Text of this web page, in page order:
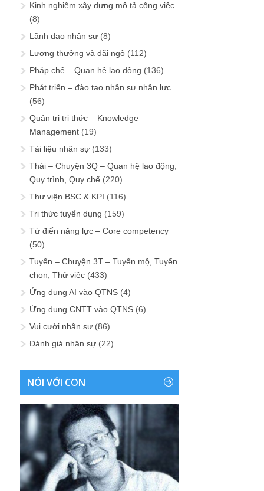
Kinh nghiệm xây dựng mô tả công việc
(8)
Lãnh đạo nhân sự (8)
Lương thưởng và đãi ngộ (112)
Pháp chế – Quan hệ lao động (136)
Phát triển – đào tạo nhân sự nhân lực
(56)
Quản trị tri thức – Knowledge
Management (19)
Tài liệu nhân sự (133)
Thải – Chuyện 3Q – Quan hệ lao động,
Quy trình, Quy chế (220)
Thư viện BSC & KPI (116)
Tri thức tuyển dụng (159)
Từ điển năng lực – Core competency
(50)
Tuyển – Chuyện 3T – Tuyển mộ, Tuyển
chọn, Thử việc (433)
Ứng dụng AI vào QTNS (4)
Ứng dụng CNTT vào QTNS (6)
Vui cười nhân sự (86)
Đánh giá nhân sự (22)
NÓI VỚI CON